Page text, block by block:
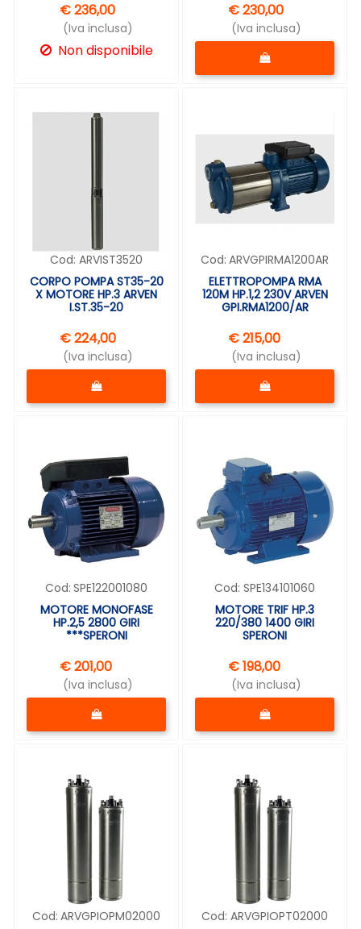
€ 236,00
(Iva inclusa)
Non disponibile
€ 230,00
(Iva inclusa)
Quantità
Cod: ARVIST3520
CORPO POMPA ST35-20
X MOTORE HP.3 ARVEN
I.ST.35-20
€ 224,00
(Iva inclusa)
Quantità
Cod: ARVGPIRMA1200AR
ELETTROPOMPA RMA
120M HP.1,2 230V ARVEN
GPI.RMA1200/AR
€ 215,00
(Iva inclusa)
Quantità
Cod: SPE122001080
MOTORE MONOFASE
HP.2,5 2800 GIRI
***SPERONI
€ 201,00
(Iva inclusa)
Quantità
Cod: SPE134101060
MOTORE TRIF HP.3
220/380 1400 GIRI
SPERONI
€ 198,00
(Iva inclusa)
Quantità
Cod: ARVGPIOPM02000 Cod: ARVGPIOPT02000